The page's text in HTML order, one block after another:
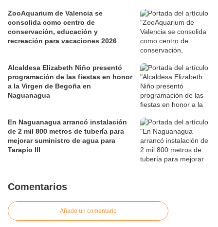
ZooAquarium de Valencia se
consolida como centro de
conservación, educación y
recreación para vacaciones 2026
Alcaldesa Elizabeth Niño presentó
programación de las fiestas en honor
a la Virgen de Begoña en
Naguanagua
En Naguanagua arrancó instalación
de 2 mil 800 metros de tubería para
mejorar suministro de agua para
Tarapío III
Comentarios
Añade un comentario